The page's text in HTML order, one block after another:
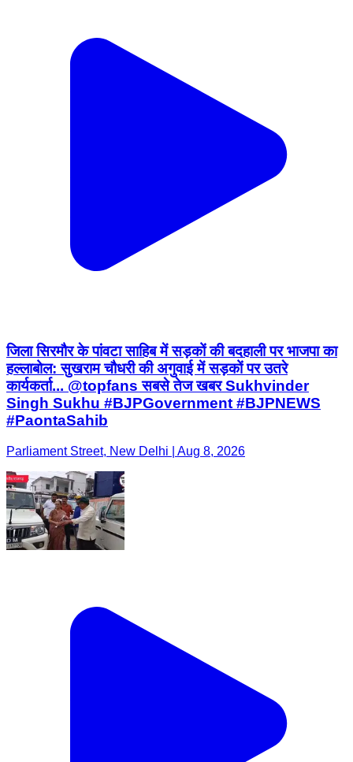
जिला सिरमौर के पांवटा साहिब में सड़कों की बदहाली पर भाजपा का
हल्लाबोल: सुखराम चौधरी की अगुवाई में सड़कों पर उतरे
कार्यकर्ता... @topfans सबसे तेज खबर Sukhvinder
Singh Sukhu #BJPGovernment #BJPNEWS
#PaontaSahib
Parliament Street, New Delhi | Aug 8, 2026